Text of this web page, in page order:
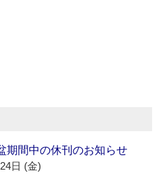
期間中の休刊のお知らせ
日 (金)